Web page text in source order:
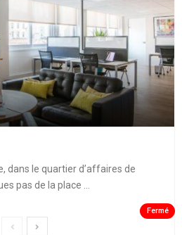
dans le quartier d’affaires de
pas de la place ...
Fermé